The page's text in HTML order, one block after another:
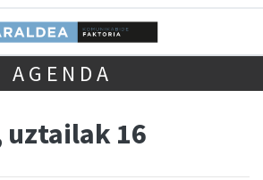
AGENDA
uztailak 16